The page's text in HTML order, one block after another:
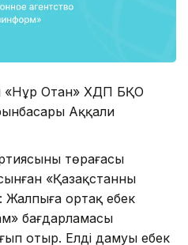
«Нұр Отан» ХДП БҚО
Аққали
төрағасы
«Қазақстанның
Жалпыға ортақ еңбек
бағдарламасы
отыр. Елдің дамуы еңбек